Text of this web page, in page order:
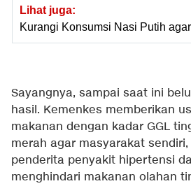
Lihat juga:
Kurangi Konsumsi Nasi Putih
Sayangnya, sampai saat ini
hasil. Kemenkes memberikan
makanan dengan kadar GGL
merah agar masyarakat
penderita penyakit hipertensi
menghindari makanan olahan